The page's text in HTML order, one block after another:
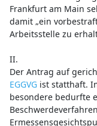
Frankfurt am Main
damit „ein
Arbeitsstelle zu
II.
Der Antrag auf
EGGVGist statthaft.
besondere bedurfte